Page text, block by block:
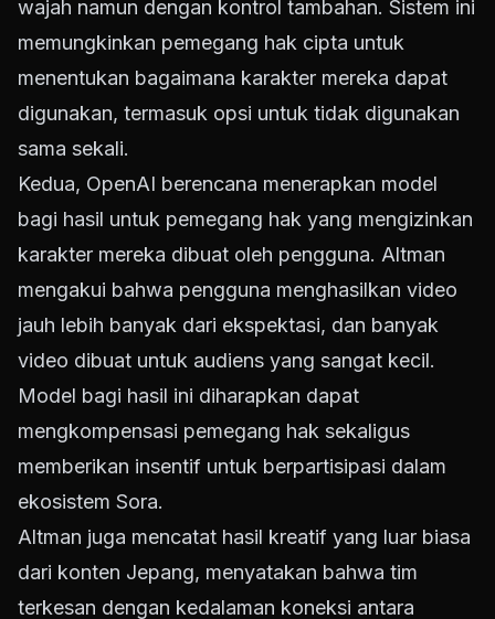
wajah namun dengan kontrol tambahan. Sistem ini
memungkinkan pemegang hak cipta untuk
menentukan bagaimana karakter mereka dapat
digunakan, termasuk opsi untuk tidak digunakan
sama sekali.
Kedua, OpenAI berencana menerapkan model
bagi hasil untuk pemegang hak yang mengizinkan
karakter mereka dibuat oleh pengguna. Altman
mengakui bahwa pengguna menghasilkan video
jauh lebih banyak dari ekspektasi, dan banyak
video dibuat untuk audiens yang sangat kecil.
Model bagi hasil ini diharapkan dapat
mengkompensasi pemegang hak sekaligus
memberikan insentif untuk berpartisipasi dalam
ekosistem Sora.
Altman juga mencatat hasil kreatif yang luar biasa
dari konten Jepang, menyatakan bahwa tim
terkesan dengan kedalaman koneksi antara